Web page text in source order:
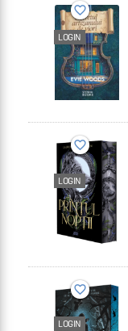
favorite_border
LOGIN
favorite_border
LOGIN
favorite_border
LOGIN